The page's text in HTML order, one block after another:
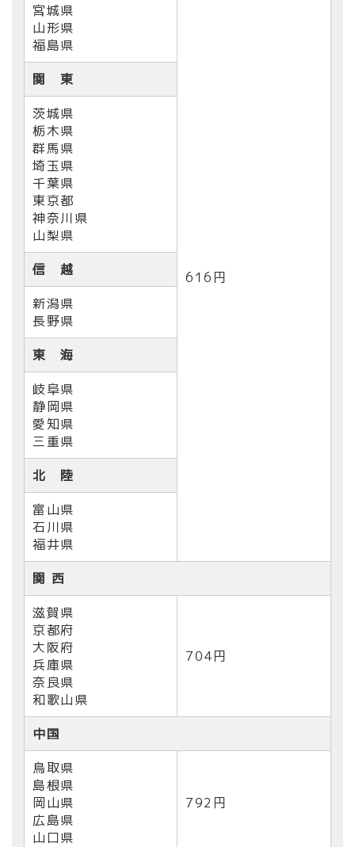
宮城県
山形県
福島県
616円
関 東
茨城県
栃木県
群馬県
埼玉県
千葉県
東京都
神奈川県
山梨県
信 越
新潟県
長野県
東 海
岐阜県
静岡県
愛知県
三重県
北 陸
富山県
石川県
福井県
関 西
滋賀県
京都府
大阪府
兵庫県
奈良県
和歌山県
704円
中国
鳥取県
島根県
岡山県
広島県
山口県
792円